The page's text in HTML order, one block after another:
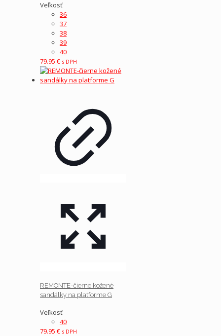
Veľkosť
36
37
38
39
40
79.95 € s DPH
REMONTE-čierne kožené
sandálky na platforme G
Veľkosť
40
79.95 € s DPH